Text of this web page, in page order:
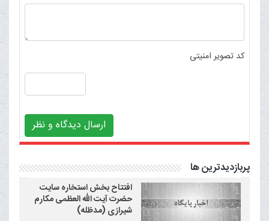
کد تصویر امنیتی
ارسال دیدگاه و نظر
پربازدیدترین ها
افتتاح بخش استخاره سایت
حضرت آیت الله العظمی مکارم
شیرازی (مدظله)